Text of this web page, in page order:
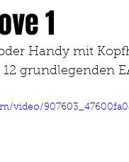
1
Handy mit
grundlegenden
video/